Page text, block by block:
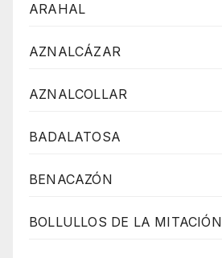
ARAHAL
AZNALCÁZAR
AZNALCOLLAR
BADALATOSA
BENACAZÓN
BOLLULLOS DE LA MITACIÓN